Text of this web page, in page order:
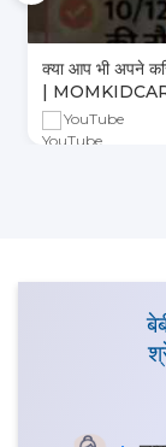
क्या आप भी अपने
|
YouTube